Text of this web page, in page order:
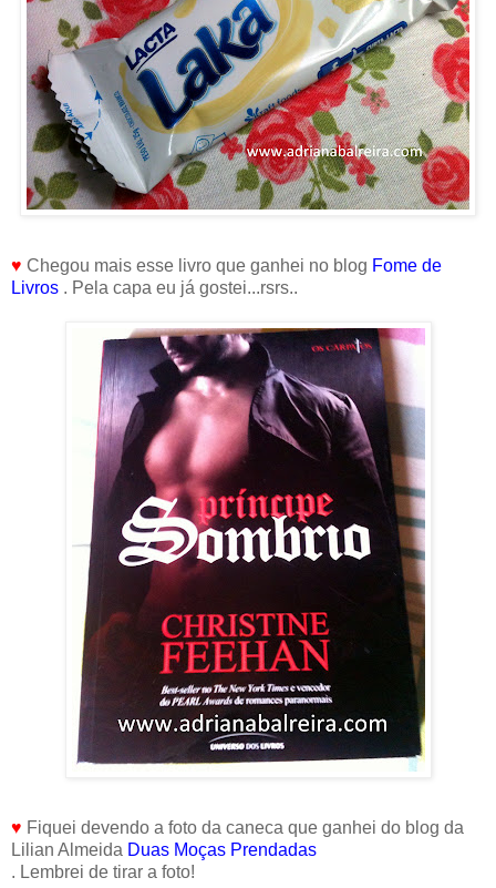
♥ Chegou mais esse livro que ganhei no blog Fome de
Livros . Pela capa eu já gostei...rsrs..
♥ Fiquei devendo a foto da caneca que ganhei do blog da
Lilian Almeida Duas Moças Prendadas
. Lembrei de tirar a foto!